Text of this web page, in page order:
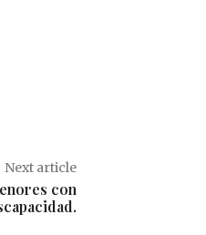
Next article
con